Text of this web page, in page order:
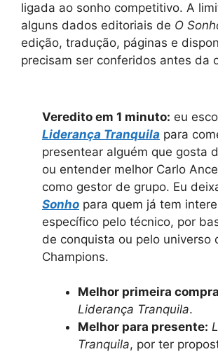
ligada ao sonho competitivo. A
alguns dados editoriais de O
edição, tradução, páginas e
precisam ser conferidos antes da
Veredito em 1 minuto: eu
Liderança Tranquila para
presentear alguém que gosta
ou entender melhor Carlo
como gestor de grupo. Eu
Sonho para quem já tem
específico pelo técnico, por
de conquista ou pelo universo
Champions.
Melhor primeira
Liderança Tranquila.
Melhor para presente:
Tranquila, por ter